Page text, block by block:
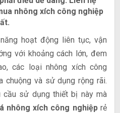
nhông xích công nghiệp
hoạt động liên tục, vận
với khoảng cách lớn, đem
các loại nhông xích công
chuộng và sử dụng rộng rãi.
cầu sử dụng thiết bị này mà
nhông xích công nghiệprẻ